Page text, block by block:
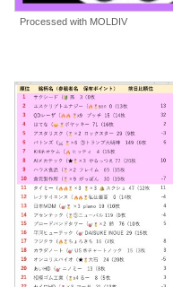
Processed with MOLDIV